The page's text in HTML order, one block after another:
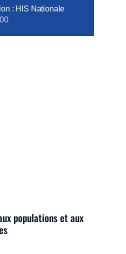
: HIS Nationale
populations et aux